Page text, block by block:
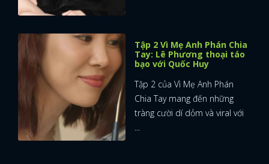
Tập 2 Vì Mẹ Anh Phán Chia
Tay: Lê Phương thoại táo
bạo với Quốc Huy
Tập 2 của Vì Mẹ Anh Phán
Chia Tay mang đến những
tràng cười dí dỏm và viral với
...